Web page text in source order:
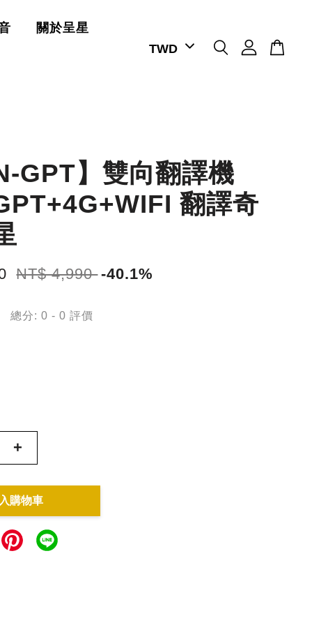
關於呈星
GPT】雙向翻譯機
翻譯奇
NT$ 4,990 -40.1%
總分:0 -0 評價
+
購物車